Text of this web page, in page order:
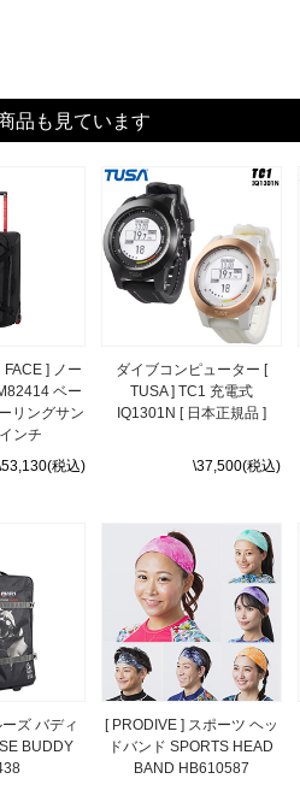
品も見ています
] ノー
ベー
リングサン
ンチ
税込)
ダイブコンピューター [
TUSA ] TC1 充電式
IQ1301N [ 日本正規品 ]
\37,500(税込)
ズ バディ
BUDDY
[ PRODIVE ] スポーツ ヘッ
ドバンド SPORTS HEAD
BAND HB610587